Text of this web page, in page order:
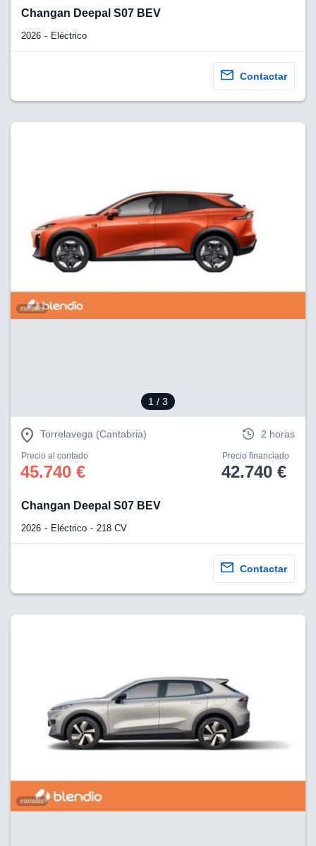
Changan Deepal S07 BEV
2026 Eléctrico
Contactar
1 / 3
Torrelavega (Cantabria) 2 horas
Precio al contado
45.740 €
Precio financiado
42.740 €
Changan Deepal S07 BEV
2026 Eléctrico 218 CV
Contactar